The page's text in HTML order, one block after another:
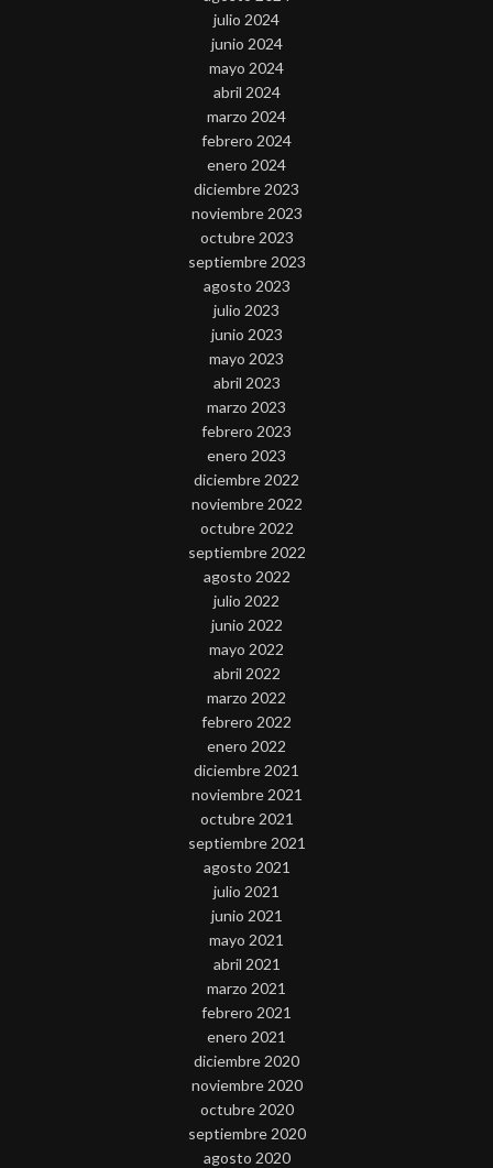
julio 2024
junio 2024
mayo 2024
abril 2024
marzo 2024
febrero 2024
enero 2024
diciembre 2023
noviembre 2023
octubre 2023
septiembre 2023
agosto 2023
julio 2023
junio 2023
mayo 2023
abril 2023
marzo 2023
febrero 2023
enero 2023
diciembre 2022
noviembre 2022
octubre 2022
septiembre 2022
agosto 2022
julio 2022
junio 2022
mayo 2022
abril 2022
marzo 2022
febrero 2022
enero 2022
diciembre 2021
noviembre 2021
octubre 2021
septiembre 2021
agosto 2021
julio 2021
junio 2021
mayo 2021
abril 2021
marzo 2021
febrero 2021
enero 2021
diciembre 2020
noviembre 2020
octubre 2020
septiembre 2020
agosto 2020